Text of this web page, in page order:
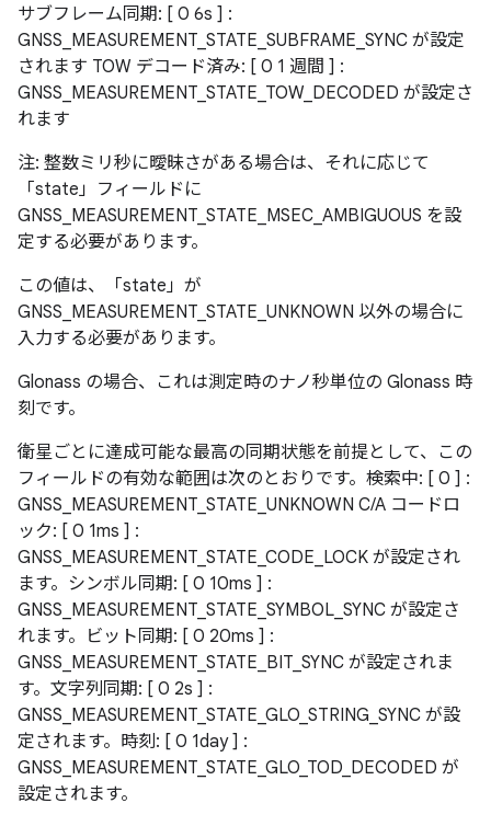
サブフレーム同期: [ 0 6s ] :
GNSS_MEASUREMENT_STATE_SUBFRAME_SYNC が設定
されます TOW デコード済み: [ 0 1 週間 ] :
GNSS_MEASUREMENT_STATE_TOW_DECODED が設定さ
れます
注: 整数ミリ秒に曖昧さがある場合は、それに応じて
「state」フィールドに
GNSS_MEASUREMENT_STATE_MSEC_AMBIGUOUS を設
定する必要があります。
この値は、「state」が
GNSS_MEASUREMENT_STATE_UNKNOWN 以外の場合に
入力する必要があります。
Glonass の場合、これは測定時のナノ秒単位の Glonass 時
刻です。
衛星ごとに達成可能な最高の同期状態を前提として、この
フィールドの有効な範囲は次のとおりです。検索中: [ 0 ] :
GNSS_MEASUREMENT_STATE_UNKNOWN C/A コードロ
ック: [ 0 1ms ] :
GNSS_MEASUREMENT_STATE_CODE_LOCK が設定され
ます。シンボル同期: [ 0 10ms ] :
GNSS_MEASUREMENT_STATE_SYMBOL_SYNC が設定さ
れます。ビット同期: [ 0 20ms ] :
GNSS_MEASUREMENT_STATE_BIT_SYNC が設定されま
す。文字列同期: [ 0 2s ] :
GNSS_MEASUREMENT_STATE_GLO_STRING_SYNC が設
定されます。時刻: [ 0 1day ] :
GNSS_MEASUREMENT_STATE_GLO_TOD_DECODED が
設定されます。